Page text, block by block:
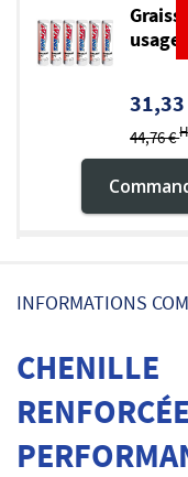
usage
44,76 €
19,50
INFORMATIONS